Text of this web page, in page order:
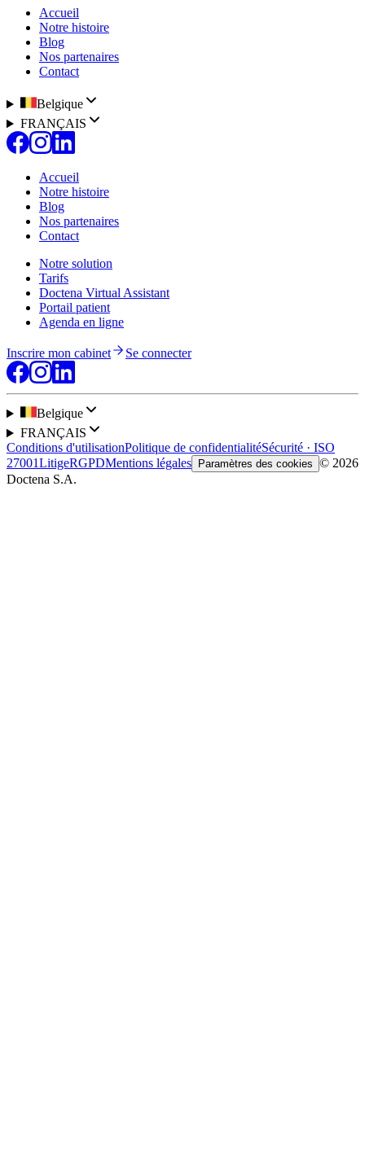
Accueil
Notre histoire
Blog
Nos partenaires
Contact
Belgique
FRANÇAIS
Accueil
Notre histoire
Blog
Nos partenaires
Contact
Notre solution
Tarifs
Doctena Virtual Assistant
Portail patient
Agenda en ligne
Inscrire mon cabinet Se connecter
Belgique
FRANÇAIS
Conditions d'utilisationPolitique de confidentialitéSécurité · ISO
27001LitigeRGPDMentions légales Paramètres des cookies © 2026
Doctena S.A.